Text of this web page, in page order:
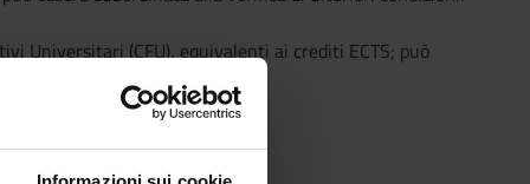
Universitari (CFU), equivalenti ai crediti ECTS; può
elaborato finale.